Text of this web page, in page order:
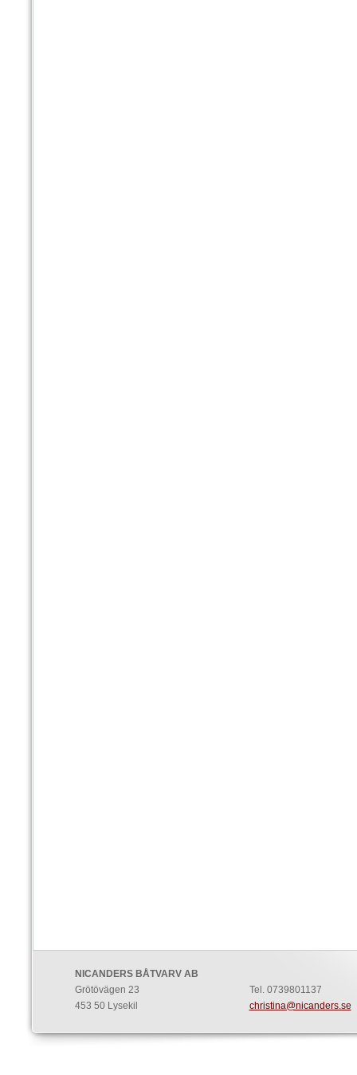
NICANDERS BÅTVARV AB
Grötövägen 23
453 50 Lysekil
Tel. 0739801137
christina@nicanders.se